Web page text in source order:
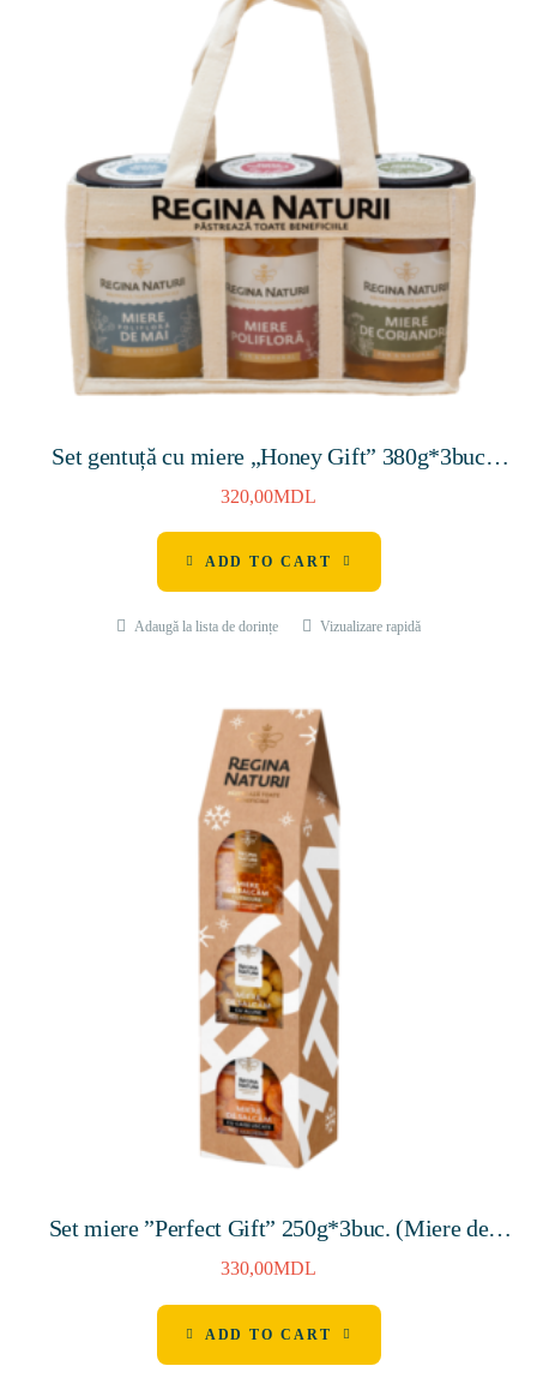
Set gentuță cu miere „Honey Gift” 380g*3buc
(Miere polifloră de mai 380g, Miere de salvie 380g,
Miere polifloră 380g)
320,00MDL
ADD TO CART
Adaugă la lista de dorințe Vizualizare rapidă
Set miere ”Perfect Gift” 250g*3buc. (Miere de
salcâm cu alune de pădure, Miere de salcâm cu caise,
Miere de salcâm cu fagure)
330,00MDL
ADD TO CART